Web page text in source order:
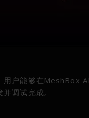
用户能够在MeshBox
调试完成。